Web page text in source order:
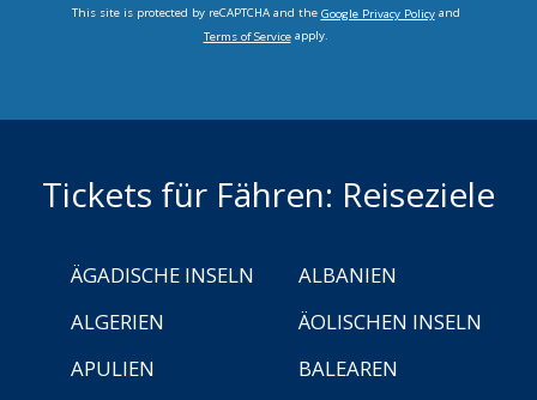
This site is protected by reCAPTCHA and the Google Privacy Policyand
Terms of Serviceapply.
Tickets für Fähren: Reiseziele
ÄGADISCHE INSELN
ALBANIEN
ALGERIEN
ÄOLISCHEN INSELN
APULIEN
BALEAREN